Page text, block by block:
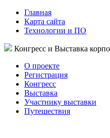
Главная
Карта сайта
Технологии и ПО
Конгресс и Выставка
О проекте
Регистрация
Конгресс
Выставка
Участнику выставки
Путешествия